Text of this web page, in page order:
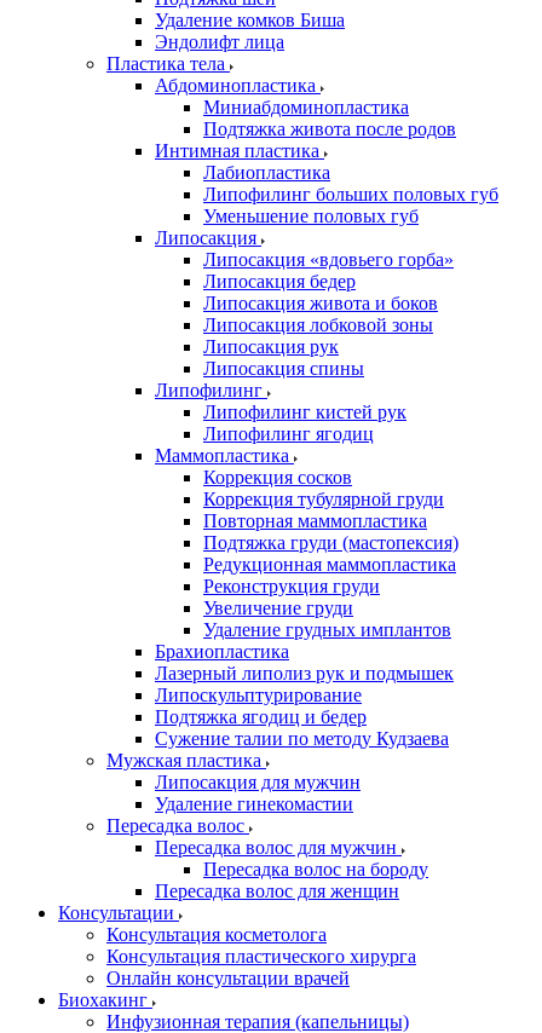
Удаление комков Биша
Эндолифт лица
Пластика тела
Абдоминопластика
Миниабдоминопластика
Подтяжка живота после родов
Интимная пластика
Лабиопластика
Липофилинг больших половых губ
Уменьшение половых губ
Липосакция
Липосакция «вдовьего горба»
Липосакция бедер
Липосакция живота и боков
Липосакция лобковой зоны
Липосакция рук
Липосакция спины
Липофилинг
Липофилинг кистей рук
Липофилинг ягодиц
Маммопластика
Коррекция сосков
Коррекция тубулярной груди
Повторная маммопластика
Подтяжка груди (мастопексия)
Редукционная маммопластика
Реконструкция груди
Увеличение груди
Удаление грудных имплантов
Брахиопластика
Лазерный липолиз рук и подмышек
Липоскульптурирование
Подтяжка ягодиц и бедер
Сужение талии по методу Кудзаева
Мужская пластика
Липосакция для мужчин
Удаление гинекомастии
Пересадка волос
Пересадка волос для мужчин
Пересадка волос на бороду
Пересадка волос для женщин
Консультации
Консультация косметолога
Консультация пластического хирурга
Онлайн консультации врачей
Биохакинг
Инфузионная терапия (капельницы)